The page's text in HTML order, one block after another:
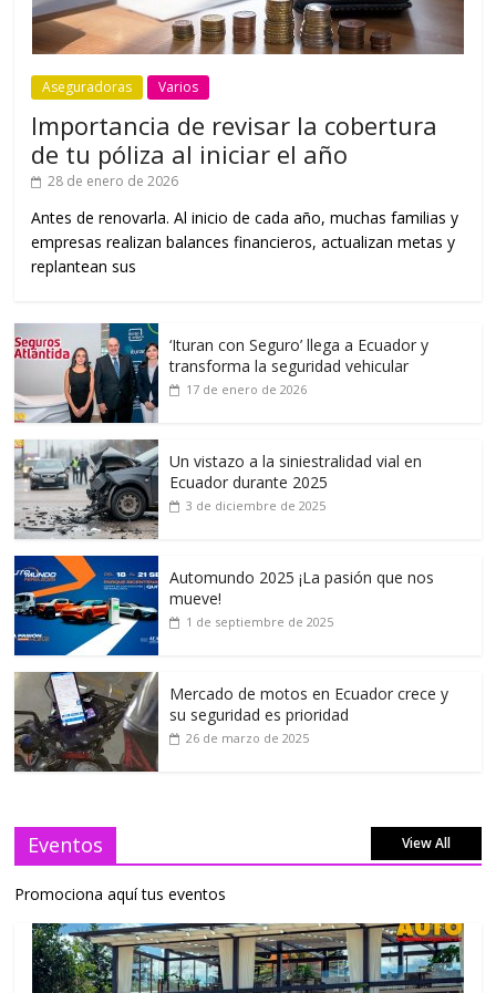
Aseguradoras Varios
Importancia de revisar la cobertura
de tu póliza al iniciar el año
28 de enero de 2026
Antes de renovarla. Al inicio de cada año, muchas familias y
empresas realizan balances financieros, actualizan metas y
replantean sus
‘Ituran con Seguro’ llega a Ecuador y
transforma la seguridad vehicular
17 de enero de 2026
Un vistazo a la siniestralidad vial en
Ecuador durante 2025
3 de diciembre de 2025
Automundo 2025 ¡La pasión que nos
mueve!
1 de septiembre de 2025
Mercado de motos en Ecuador crece y
su seguridad es prioridad
26 de marzo de 2025
Eventos View All
Promociona aquí tus eventos